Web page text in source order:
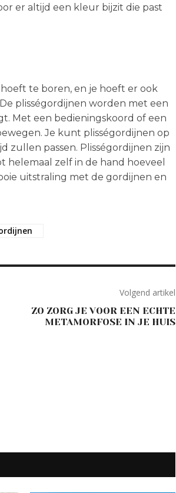
er altijd een kleur bijzit die past
te boren, en je hoeft er ook
plisségordijnen worden met een
Met een bedieningskoord of een
Je kunt plisségordijnen op
zullen passen. Plisségordijnen zijn
helemaal zelf in de hand hoeveel
uitstraling met de gordijnen en
Volgend artikel
ZO ZORG JE VOOR EEN ECHTE
METAMORFOSE IN JE HUIS